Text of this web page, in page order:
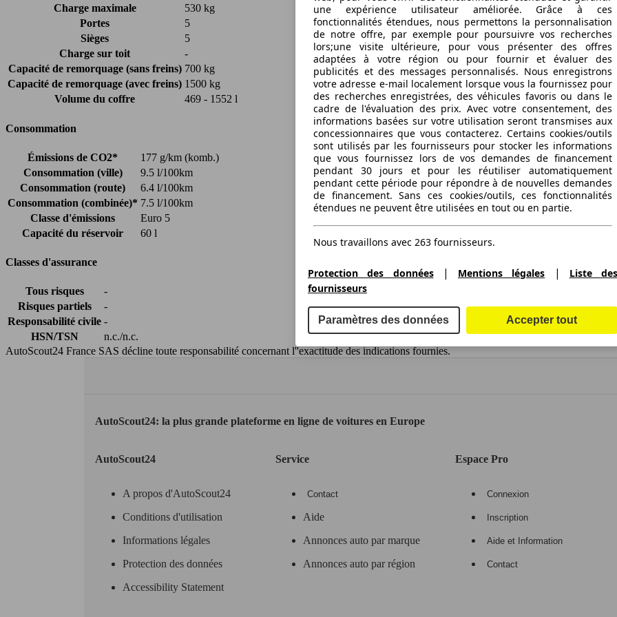
Charge maximale
530 kg
Portes
5
Sièges
5
Charge sur toit
-
Capacité de remorquage (sans freins) 700 kg
Capacité de remorquage (avec freins) 1500 kg
Volume du coffre
469 - 1552 l
Consommation
Émissions de CO2*
177 g/km (komb.)
Consommation (ville)
9.5 l/100km
Consommation (route)
6.4 l/100km
Consommation (combinée)* 7.5 l/100km
Classe d'émissions
Euro 5
Capacité du réservoir
60 l
Classes d'assurance
Tous risques
-
Risques partiels
-
Responsabilité civile -
HSN/TSN
n.c./n.c.
AutoScout24 France SAS décline toute responsabilité concernant l''exactitude des indications fournies.
AutoScout24: la plus grande plateforme en ligne de voitures en Europe
AutoScout24
A propos d'AutoScout24
Conditions d'utilisation
Informations légales
Protection des données
Accessibility Statement
Service
Contact
Aide
Annonces auto par marque
Annonces auto par région
Espace Pro
Connexion
Inscription
Aide et Information
Contact
une expérience utilisateur améliorée. Grâce à ces
fonctionnalités étendues, nous permettons la personnalisation
de notre offre, par exemple pour poursuivre vos recherches
lors;une visite ultérieure, pour vous présenter des offres
adaptées à votre région ou pour fournir et évaluer des
publicités et des messages personnalisés. Nous enregistrons
votre adresse e-mail localement lorsque vous la fournissez pour
des recherches enregistrées, des véhicules favoris ou dans le
cadre de l'évaluation des prix. Avec votre consentement, des
informations basées sur votre utilisation seront transmises aux
concessionnaires que vous contacterez. Certains cookies/outils
sont utilisés par les fournisseurs pour stocker les informations
que vous fournissez lors de vos demandes de financement
pendant 30 jours et pour les réutiliser automatiquement
pendant cette période pour répondre à de nouvelles demandes
de financement. Sans ces cookies/outils, ces fonctionnalités
étendues ne peuvent être utilisées en tout ou en partie.
Nous travaillons avec 263 fournisseurs.
Protection des données| Mentions légales |
Liste des
fournisseurs
Paramètres des données Accepter tout